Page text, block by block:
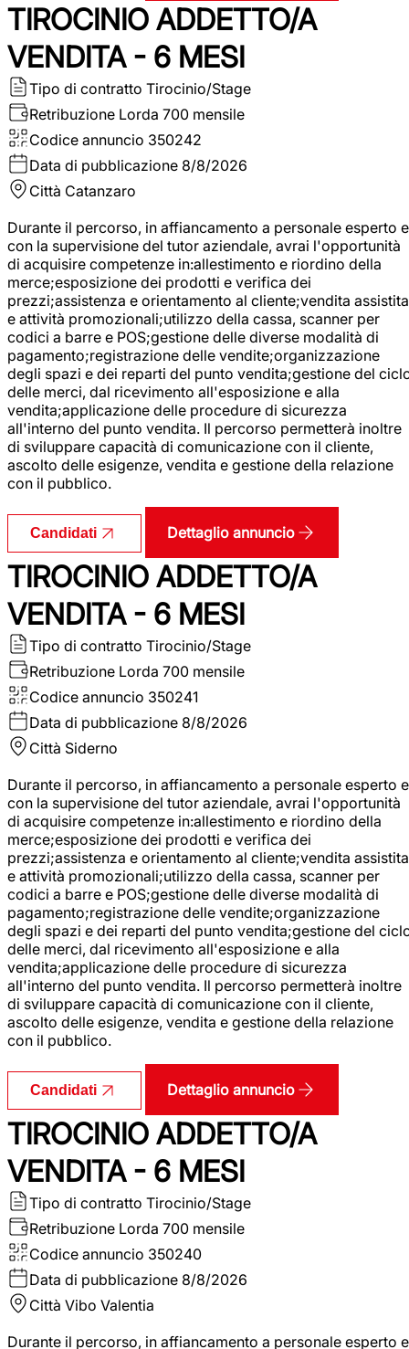
TIROCINIO ADDETTO/A
VENDITA - 6 MESI
Tipo di contratto Tirocinio/Stage
Retribuzione Lorda 700 mensile
Codice annuncio 350242
Data di pubblicazione 8/8/2026
Città Catanzaro
Durante il percorso, in affiancamento a personale esperto e
con la supervisione del tutor aziendale, avrai l'opportunità
di acquisire competenze in:allestimento e riordino della
merce;esposizione dei prodotti e verifica dei
prezzi;assistenza e orientamento al cliente;vendita assistita
e attività promozionali;utilizzo della cassa, scanner per
codici a barre e POS;gestione delle diverse modalità di
pagamento;registrazione delle vendite;organizzazione
degli spazi e dei reparti del punto vendita;gestione del
delle merci, dal ricevimento all'esposizione e alla
vendita;applicazione delle procedure di sicurezza
all'interno del punto vendita. Il percorso permetterà inoltre
di sviluppare capacità di comunicazione con il cliente,
ascolto delle esigenze, vendita e gestione della relazione
con il pubblico.
Candidati Dettaglio annuncio
TIROCINIO ADDETTO/A
VENDITA - 6 MESI
Tipo di contratto Tirocinio/Stage
Retribuzione Lorda 700 mensile
Codice annuncio 350241
Data di pubblicazione 8/8/2026
Città Siderno
Durante il percorso, in affiancamento a personale esperto e
con la supervisione del tutor aziendale, avrai l'opportunità
di acquisire competenze in:allestimento e riordino della
merce;esposizione dei prodotti e verifica dei
prezzi;assistenza e orientamento al cliente;vendita assistita
e attività promozionali;utilizzo della cassa, scanner per
codici a barre e POS;gestione delle diverse modalità di
pagamento;registrazione delle vendite;organizzazione
degli spazi e dei reparti del punto vendita;gestione del
delle merci, dal ricevimento all'esposizione e alla
vendita;applicazione delle procedure di sicurezza
all'interno del punto vendita. Il percorso permetterà inoltre
di sviluppare capacità di comunicazione con il cliente,
ascolto delle esigenze, vendita e gestione della relazione
con il pubblico.
Candidati Dettaglio annuncio
TIROCINIO ADDETTO/A
VENDITA - 6 MESI
Tipo di contratto Tirocinio/Stage
Retribuzione Lorda 700 mensile
Codice annuncio 350240
Data di pubblicazione 8/8/2026
Città Vibo Valentia
Durante il percorso, in affiancamento a personale esperto e